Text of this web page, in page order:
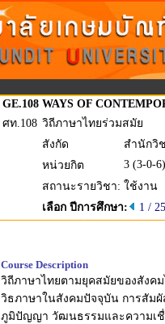
GE.108 WAYS OF
ศท.108 วิถีภาษาไทยร่วมสมัย
สังกัด
สำนักวิ
หน่วยกิต
3 (3-0-6)
สถานะรายวิชา: ใช้งาน
เลือก ปีการศึกษา:
1 /
Course Description
วิถีภาษาไทยตามยุคสมัยของสังค
วิธภาษาในสังคมปัจจุบัน การสัม
ภูมิปัญญา วัฒนธรรมและความเชื่